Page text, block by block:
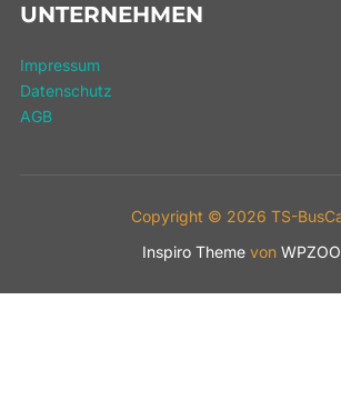
UNTERNEHMEN
Impressum
Datenschutz
AGB
Copyright © 2026 TS-
Inspiro Theme von